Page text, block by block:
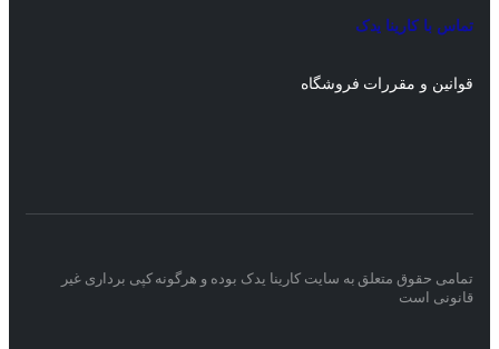
تماس با کارینا یدک
قوانین و مقررات فروشگاه
تمامی حقوق متعلق به سایت کارینا یدک بوده و هرگونه کپی برداری غیر
قانونی است